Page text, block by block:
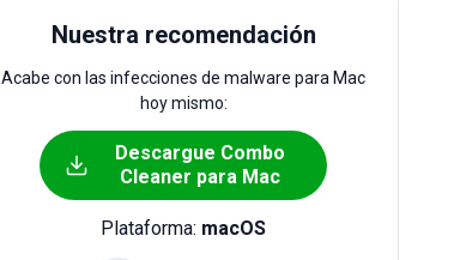
Nuestra recomendación
Acabe con las infecciones de malware para Mac
hoy mismo:
Descargue Combo
Cleaner para Mac
Plataforma: macOS